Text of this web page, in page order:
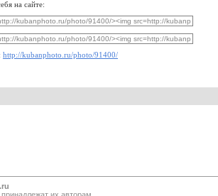
на сайте:
http://kubanphoto.ru/photo/91400/